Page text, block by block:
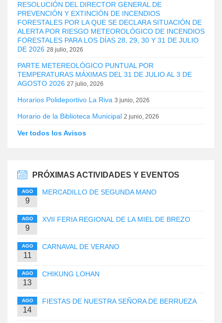
RESOLUCIÓN DEL DIRECTOR GENERAL DE
PREVENCIÓN Y EXTINCIÓN DE INCENDIOS
FORESTALES POR LA QUE SE DECLARA SITUACIÓN DE
ALERTA POR RIESGO METEOROLÓGICO DE INCENDIOS
FORESTALES PARA LOS DÍAS 28, 29, 30 Y 31 DE JULIO
DE 2026 28 julio, 2026
PARTE METEREOLÓGICO PUNTUAL POR
TEMPERATURAS MÁXIMAS DEL 31 DE JULIO AL 3 DE
AGOSTO 2026 27 julio, 2026
Horarios Polideportivo La Riva 3 junio, 2026
Horario de la Biblioteca Municipal 2 junio, 2026
Ver todos los Avisos
PRÓXIMAS ACTIVIDADES Y EVENTOS
AGO
9
MERCADILLO DE SEGUNDA MANO
AGO
9
XVII FERIA REGIONAL DE LA MIEL DE BREZO
AGO
11
CARNAVAL DE VERANO
AGO
13
CHIKUNG LOHAN
AGO
14
FIESTAS DE NUESTRA SEÑORA DE BERRUEZA